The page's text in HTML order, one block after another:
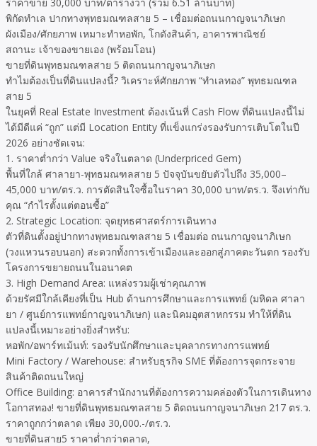
พิกัดทำเล ปากทางพุทธมณฑลสาย 5 – เชื่อมต่อถนนกาญจนาภิเษก
ผังเมือง/ศักยภาพ เหมาะทำหอพัก, โกดังสินค้า, อาคารพาณิชย์
สถานะ เจ้าของขายเอง (พร้อมโอน)
ขายที่ดินพุทธมณฑลสาย 5 ติดถนนกาญจนาภิเษก
ทำไมต้องเป็นที่ดินแปลงนี้? วิเคราะห์ศักยภาพ “ทำเลทอง” พุทธมณฑล
สาย 5
ในยุคที่ Real Estate Investment ต้องเน้นที่ Cash Flow ที่ดินแปลงนี้ไม่
ได้มีดีแค่ “ถูก” แต่มี Location Entity ที่แข็งแกร่งรองรับการเติบโตในปี
2026 อย่างชัดเจน:
1. ราคาต่ำกว่า Value จริงในตลาด (Underpriced Gem)
พื้นที่ใกล้ ศาลายา-พุทธมณฑลสาย 5 ปัจจุบันขยับตัวไปถึง 35,000–
45,000 บาท/ตร.ว. การตัดสินใจซื้อในราคา 30,000 บาท/ตร.ว. จึงเท่ากับ
คุณ “กำไรตั้งแต่ตอนซื้อ”
2. Strategic Location: จุดยุทธศาสตร์การเดินทาง
ตัวที่ดินตั้งอยู่ปากทางพุทธมณฑลสาย 5 เชื่อมต่อ ถนนกาญจนาภิเษก
(วงแหวนรอบนอก) สะดวกทั้งการเข้าเมืองและออกสู่ภาคตะวันตก รองรับ
โครงการขยายถนนในอนาคต
3. High Demand Area: แหล่งรวมผู้เช่าคุณภาพ
ด้วยรัศมีใกล้เคียงที่เป็น Hub ด้านการศึกษาและการแพทย์ (มหิดล ศาลา
ยา / ศูนย์การแพทย์กาญจนาภิเษก) และนิคมอุตสาหกรรม ทำให้ที่ดิน
แปลงนี้เหมาะอย่างยิ่งสำหรับ:
หอพัก/อพาร์ทเม้นท์: รองรับนักศึกษาและบุคลากรทางการแพทย์
Mini Factory / Warehouse: สำหรับธุรกิจ SME ที่ต้องการจุดกระจาย
สินค้าติดถนนใหญ่
Office Building: อาคารสำนักงานที่ต้องการความคล่องตัวในการเดินทาง
โอกาสทอง! ขายที่ดินพุทธมณฑลสาย 5 ติดถนนกาญจนาภิเษก 217 ตร.ว.
ราคาถูกกว่าตลาด เพียง 30,000.-/ตร.ว.
ขายที่ดินสาย5 ราคาต่ำกว่าตลาด,